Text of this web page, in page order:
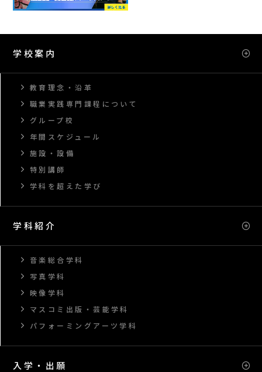
学校案内
教育理念・沿革
職業実践専門課程について
グループ校
年間スケジュール
施設・設備
特別講師
学科を超えた学び
学科紹介
音楽総合学科
写真学科
映像学科
マスコミ出版・芸能学科
パフォーミングアーツ学科
入学・出願